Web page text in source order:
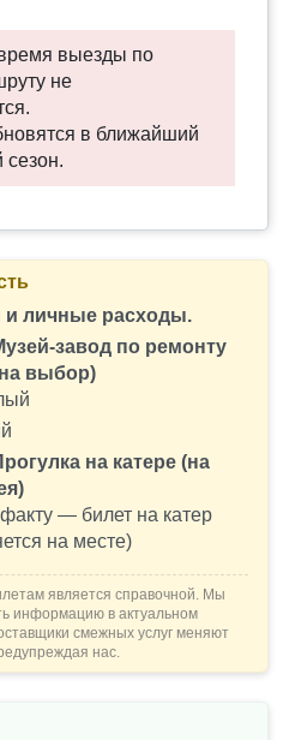
и Исторический
с архитектурой и
фасадом.
кораблям:
символ города на
выделяем время, чтобы
и крепость
у воды с обзорным
генуэзские башни.
на катерах вдоль
в теплое время
секретный музей-завод
лодок.
(ориентировочно
садится в автобус и
в Алушту
есть санитарная
на тех же
к ним.
выезды по
не
в ближайший
сезон.
и личные расходы.
завод по ремонту
выбор)
на катере (на
— билет на катер
на месте)
является справочной. Мы
информацию в актуальном
смежных услуг меняют
нас.